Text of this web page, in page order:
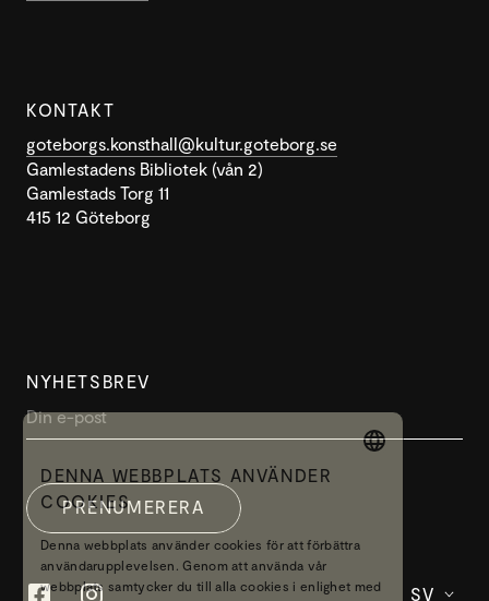
KONTAKT
goteborgs.konsthall@kultur.goteborg.se
Gamlestadens Bibliotek (vån 2)
Gamlestads Torg 11
415 12 Göteborg
NYHETSBREV
PRENUMERERA
SV
SWEDISH
DENNA WEBBPLATS ANVÄNDER
COOKIES
Denna webbplats använder cookies för att förbättra
användarupplevelsen. Genom att använda vår
webbplats samtycker du till alla cookies i enlighet med